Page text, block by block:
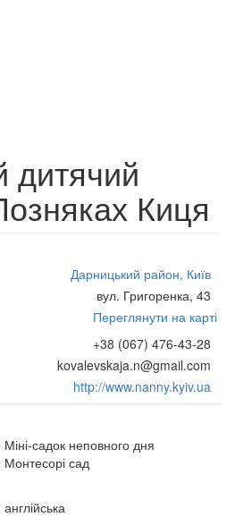
дитячий
Киця
Дарницький район, Київ
вул. Григоренка, 43
Переглянути на карті
+38 (067) 476-43-28
kovalevskaja.n@gmail.com
http://www.nanny.kyiv.ua
Міні-садок неповного дня
Монтесорі сад
англійська